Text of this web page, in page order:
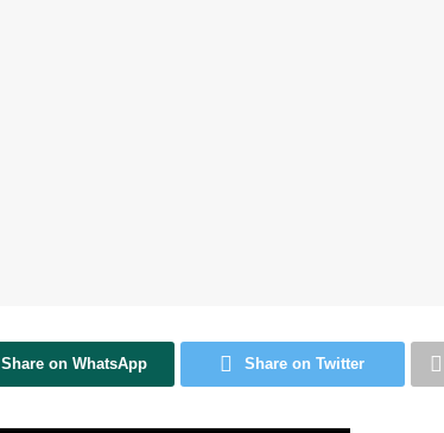
Share on WhatsApp Share on Twitter